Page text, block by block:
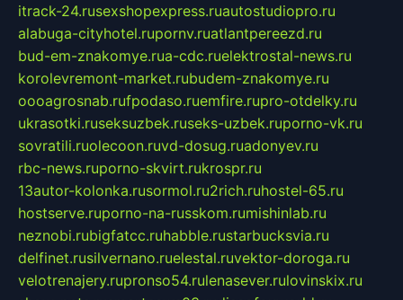
itrack-24.rusexshopexpress.ruautostudiopro.ru
alabuga-cityhotel.rupornv.ruatlantpereezd.ru
bud-em-znakomye.rua-cdc.ruelektrostal-news.ru
korolevremont-market.rubudem-znakomye.ru
oooagrosnab.rufpodaso.ruemfire.rupro-otdelky.ru
ukrasotki.ruseksuzbek.ruseks-uzbek.ruporno-vk.ru
sovratili.ruolecoon.ruvd-dosug.ruadonyev.ru
rbc-news.ruporno-skvirt.rukrospr.ru
13autor-kolonka.rusormol.ru2rich.ruhostel-65.ru
hostserve.ruporno-na-russkom.rumishinlab.ru
neznobi.rubigfatcc.ruhabble.rustarbucksvia.ru
delfinet.rusilvernano.ruelestal.ruvektor-doroga.ru
velotrenajery.rupronso54.rulenasever.rulovinskix.ru